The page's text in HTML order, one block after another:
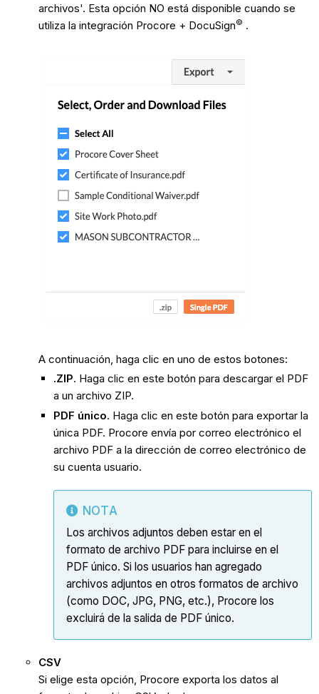
archivos'. Esta opción NO está disponible cuando se
utiliza la integración Procore + DocuSign© .
A continuación, haga clic en uno de estos botones:
.ZIP. Haga clic en este botón para descargar el PDF
a un archivo ZIP.
PDF único. Haga clic en este botón para exportar la
única PDF. Procore envía por correo electrónico el
archivo PDF a la dirección de correo electrónico de
su cuenta usuario.
NOTA
Los archivos adjuntos deben estar en el
formato de archivo PDF para incluirse en el
PDF único. Si los usuarios han agregado
archivos adjuntos en otros formatos de archivo
(como DOC, JPG, PNG, etc.), Procore los
excluirá de la salida de PDF único.
CSV
Si elige esta opción, Procore exporta los datos al